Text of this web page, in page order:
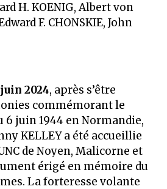
H. KOENIG, Albert von
F. CHONSKIE, John
2024, après s’être
commémorant le
6 juin 1944 en Normandie,
KELLEY a été accueillie
de Noyen, Malicorne et
érigé en mémoire du
La forteresse volante